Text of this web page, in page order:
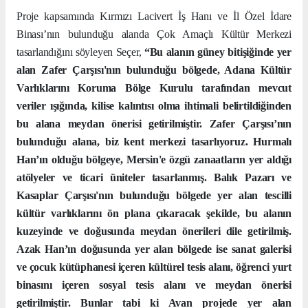
Proje kapsamında Kırmızı Lacivert İş Hanı ve İl Özel İdare
Binası’nın bulunduğu alanda Çok Amaçlı Kültür Merkezi
tasarlandığını söyleyen Seçer, “Bu alanın güney bitişiğinde yer
alan Zafer Çarşısı'nın bulunduğu bölgede, Adana Kültür
Varlıklarını Koruma Bölge Kurulu tarafından mevcut
veriler ışığında, kilise kalıntısı olma ihtimali belirtildiğinden
bu alana meydan önerisi getirilmiştir. Zafer Çarşısı’nın
bulunduğu alana, biz kent merkezi tasarlıyoruz. Hurmalı
Han’ın olduğu bölgeye, Mersin'e özgü zanaatların yer aldığı
atölyeler ve ticari üniteler tasarlanmış. Balık Pazarı ve
Kasaplar Çarşısı'nın bulunduğu bölgede yer alan tescilli
kültür varlıklarını ön plana çıkaracak şekilde, bu alanın
kuzeyinde ve doğusunda meydan önerileri dile getirilmiş.
Azak Han’ın doğusunda yer alan bölgede ise sanat galerisi
ve çocuk kütüphanesi içeren kültürel tesis alanı, öğrenci yurt
binasını içeren sosyal tesis alanı ve meydan önerisi
getirilmiştir. Bunlar tabi ki Avan projede yer alan